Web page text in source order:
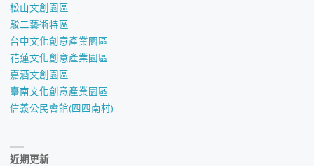
松山文創園區
駁二藝術特區
台中文化創意產業園區
花蓮文化創意產業園區
嘉酒文創園區
臺南文化創意產業園區
信義公民會館(四四南村)
近期更新